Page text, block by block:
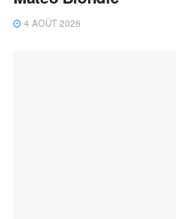
4 AOÛT 2026